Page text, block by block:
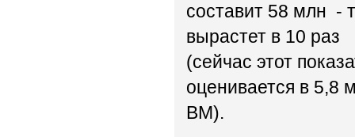
составит 58 млн -
вырастет в 10 раз
(сейчас этот
оценивается в 5,8
ВМ).